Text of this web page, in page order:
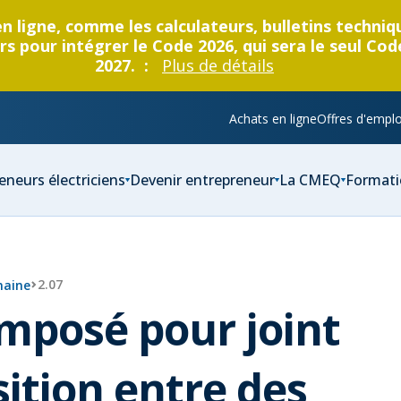
comme les calculateurs, bulletins
pour intégrer le Code 2026, qui sera le seul
2027. :
Plus de détails
Achats en ligneOffres
électriciens Devenir entrepreneur La CMEQ
2.07
pour joint
entre des